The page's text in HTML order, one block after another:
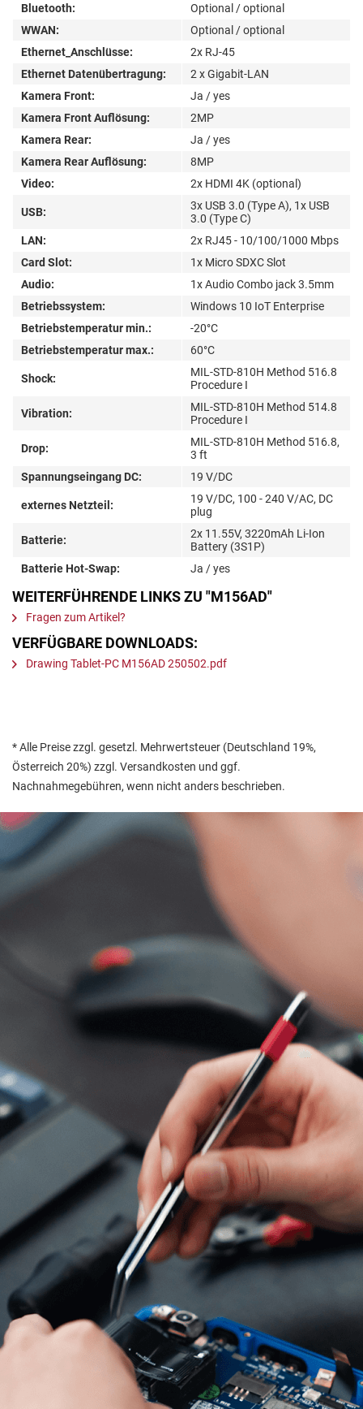
Bluetooth:
Optional / optional
WWAN:
Optional / optional
Ethernet_Anschlüsse:
2x RJ-45
Ethernet Datenübertragung:
2 x Gigabit-LAN
Kamera Front:
Ja / yes
Kamera Front Auflösung:
2MP
Kamera Rear:
Ja / yes
Kamera Rear Auflösung:
8MP
Video:
2x HDMI 4K (optional)
USB:
3x USB 3.0 (Type A), 1x USB
3.0 (Type C)
LAN:
2x RJ45 - 10/100/1000 Mbps
Card Slot:
1x Micro SDXC Slot
Audio:
1x Audio Combo jack 3.5mm
Betriebssystem:
Windows 10 IoT Enterprise
Betriebstemperatur min.:
-20°C
Betriebstemperatur max.:
60°C
Shock:
MIL-STD-810H Method 516.8
Procedure I
Vibration:
MIL-STD-810H Method 514.8
Procedure I
Drop:
MIL-STD-810H Method 516.8,
3 ft
Spannungseingang DC:
19 V/DC
externes Netzteil:
19 V/DC, 100 - 240 V/AC, DC
plug
Batterie:
2x 11.55V, 3220mAh Li-Ion
Battery (3S1P)
Batterie Hot-Swap:
Ja / yes
WEITERFÜHRENDE LINKS ZU "M156AD"
Fragen zum Artikel?
VERFÜGBARE DOWNLOADS:
Drawing Tablet-PC M156AD 250502.pdf
* Alle Preise zzgl. gesetzl. Mehrwertsteuer (Deutschland 19%,
Österreich 20%) zzgl. Versandkosten und ggf.
Nachnahmegebühren, wenn nicht anders beschrieben.